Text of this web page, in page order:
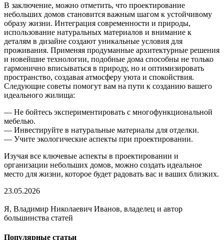
В заключение, можно отметить, что проектирование
небольших домов становится важным шагом к устойчивому
образу жизни. Интеграция современности и природы,
использование натуральных материалов и внимание к
деталям в дизайне создают уникальные условия для
проживания. Применяя продуманные архитектурные решения
и новейшие технологии, подобные дома способны не только
гармонично вписываться в природу, но и оптимизировать
пространство, создавая атмосферу уюта и спокойствия.
Следующие советы помогут вам на пути к созданию вашего
идеального жилища:
— Не бойтесь экспериментировать с многофункциональной
мебелью.
— Инвестируйте в натуральные материалы для отделки.
— Учите экологические аспекты при проектировании.
Изучая все ключевые аспекты в проектировании и
организации небольших домов, можно создать идеальное
место для жизни, которое будет радовать вас и ваших близких.
23.05.2026
Я, Владимир Николаевич Иванов, владелец и автор
большинства статей
Популярные статьи